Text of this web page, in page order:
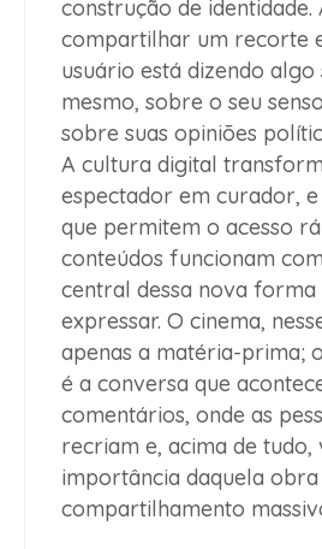
construção de identidade.
compartilhar um recorte
usuário está dizendo algo
mesmo, sobre o seu
sobre suas opiniões
A cultura digital
espectador em curador,
que permitem o acesso
conteúdos funcionam
central dessa nova forma
expressar. O cinema,
apenas a matéria-prima;
é a conversa que
comentários, onde as
recriam e, acima de tudo,
importância daquela
compartilhamento